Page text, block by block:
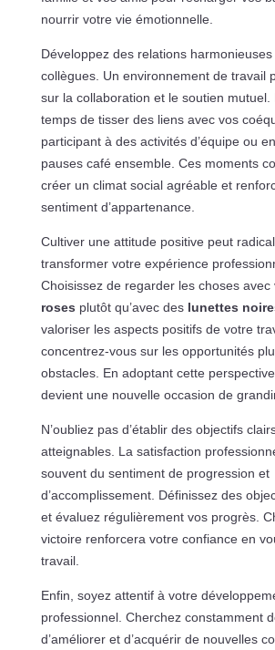
nourrir votre vie émotionnelle.
Développez des relations
collègues. Un environnement de travail
sur la collaboration et le soutien mutuel.
temps de tisser des liens avec vos
participant à des activités d’équipe ou
pauses café ensemble. Ces moments
créer un climat social agréable et
sentiment d’appartenance.
Cultiver une attitude positive peut
transformer votre expérience
Choisissez de regarder les choses avec
roses plutôt qu’avec des lunettes
valoriser les aspects positifs de votre
concentrez-vous sur les opportunités
obstacles. En adoptant cette
devient une nouvelle occasion de
N’oubliez pas d’établir des objectifs
atteignables. La satisfaction
souvent du sentiment de progression et
d’accomplissement. Définissez des
et évaluez régulièrement vos progrès.
victoire renforcera votre confiance en
travail.
Enfin, soyez attentif à votre
professionnel. Cherchez constamment
d’améliorer et d’acquérir de nouvelles